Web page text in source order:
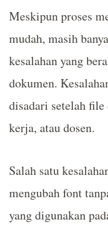
Meskipun proses
mudah, masih
kesalahan yang
dokumen.
disadari setelah
kerja, atau dosen.
Salah satu
mengubah font
yang digunakan